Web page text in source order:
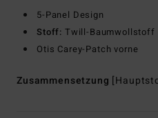
5-Panel Design
Stoff: Twill-Baumwollstoff
Otis Carey-Patch vorne
Zusammensetzung